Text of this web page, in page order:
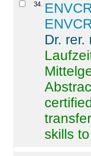
34.
Dr.
skills